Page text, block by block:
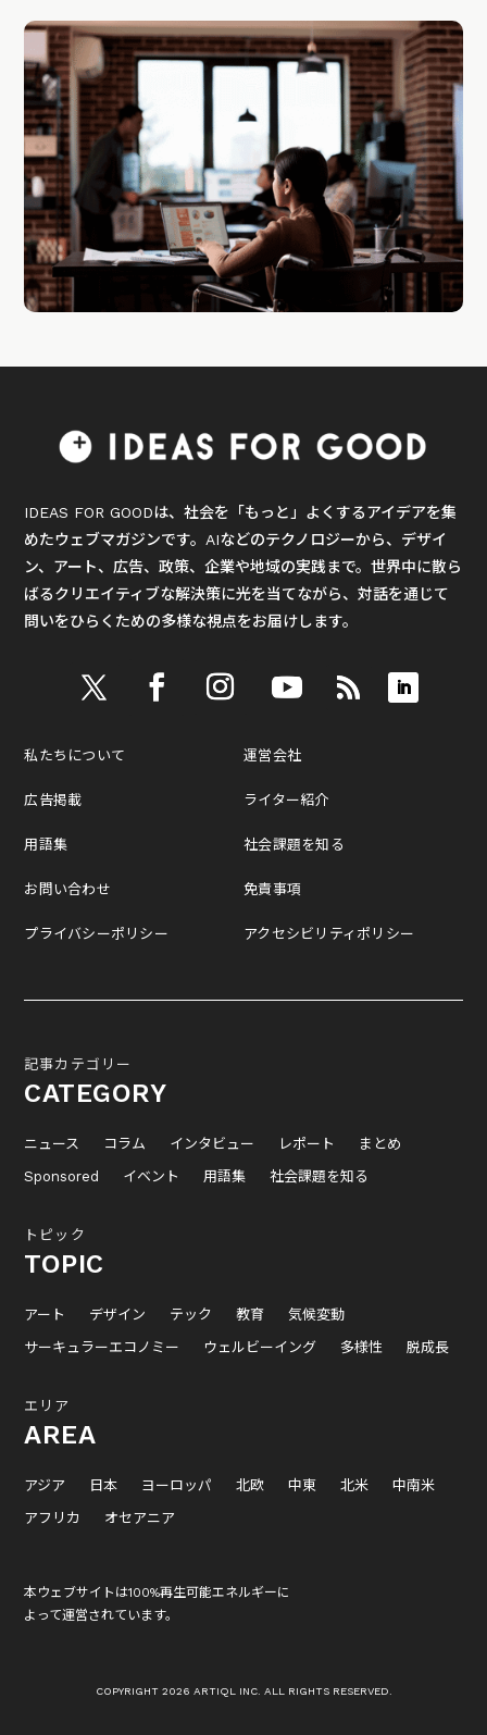
IDEAS FOR GOODは、社会を「もっと」よくするアイデアを集
めたウェブマガジンです。AIなどのテクノロジーから、デザイ
ン、アート、広告、政策、企業や地域の実践まで。世界中に散ら
ばるクリエイティブな解決策に光を当てながら、対話を通じて
問いをひらくための多様な視点をお届けします。
私たちについて
広告掲載
用語集
お問い合わせ
プライバシーポリシー
運営会社
ライター紹介
社会課題を知る
免責事項
アクセシビリティポリシー
記事カテゴリー
CATEGORY
ニュース コラム インタビュー レポート
まとめ
Sponsored
イベント 用語集 社会課題を知る
トピック
TOPIC
アート デザイン テック 教育
気候変動
サーキュラーエコノミー
ウェルビーイング 多様性 脱成長
エリア
AREA
アジア 日本 ヨーロッパ 北欧 中東 北米
中南米
アフリカ
オセアニア
本ウェブサイトは100%再生可能エネルギーに
よって運営されています。
COPYRIGHT 2026 ARTIQL INC. ALL RIGHTS RESERVED.